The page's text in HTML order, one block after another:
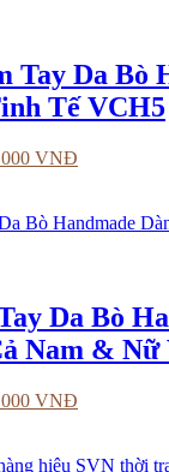
Tay Da Bò
Tế VCH5
VNĐ
Da Bò
Nam & Nữ
VNĐ